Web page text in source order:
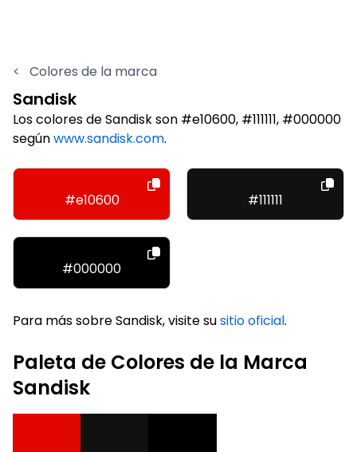
< Colores de la marca
Sandisk
Los colores de Sandisk son #e10600, #111111, #000000
segúnwww.sandisk.com.
#e10600 #111111
#000000
Para más sobre Sandisk, visite susitio oficial.
Paleta de Colores de la Marca
Sandisk